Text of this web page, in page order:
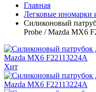
Главная
Легковые иномарки
Силиконовый
Probe / Mazda MX6
Хит